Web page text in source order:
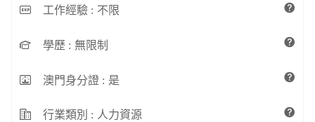
工作經驗 : 不限
學歷 : 無限制
澳門身分證 : 是
行業類別 : 人力資源